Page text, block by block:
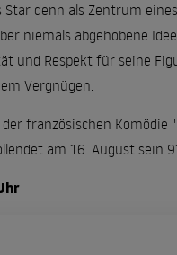
denn als Zentrum
niemals abgehobene
und Respekt für seine
Vergnügen.
französischen Komödie
am 16. August sein